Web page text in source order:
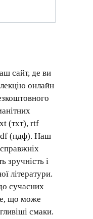
сайт, де ви
онлайн
(тхт), rtf
(пдф). Наш
зручність і
літератури.
сучасних
що може
смаки.